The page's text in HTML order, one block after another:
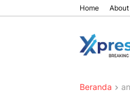
Home About
Beranda